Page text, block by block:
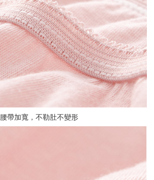
腰帶加寬，不勒肚不變形